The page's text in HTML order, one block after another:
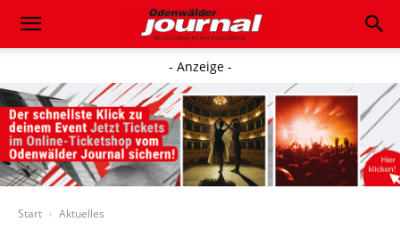
- Anzeige -
Start Aktuelles